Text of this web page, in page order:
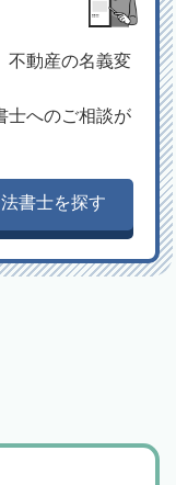
不動産の名義変
士へのご相談が
書士を探す